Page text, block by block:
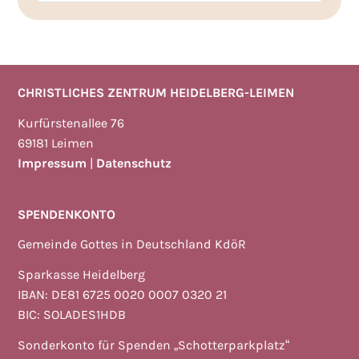
CHRISTLICHES ZENTRUM HEIDELBERG-LEIMEN
Kurfürstenallee 76
69181 Leimen
Impressum
Datenschutz
SPENDENKONTO
Gemeinde Gottes in Deutschland KdöR
Sparkasse Heidelberg
IBAN: DE81 6725 0020 0007 0320 21
BIC: SOLADES1HDB
Sonderkonto für Spenden „Schotterparkplatz“